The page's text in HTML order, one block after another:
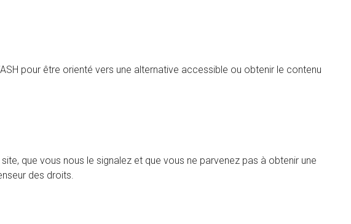
pour être orienté vers une alternative accessible ou obtenir le contenu
que vous nous le signalez et que vous ne parvenez pas à obtenir une
des droits.